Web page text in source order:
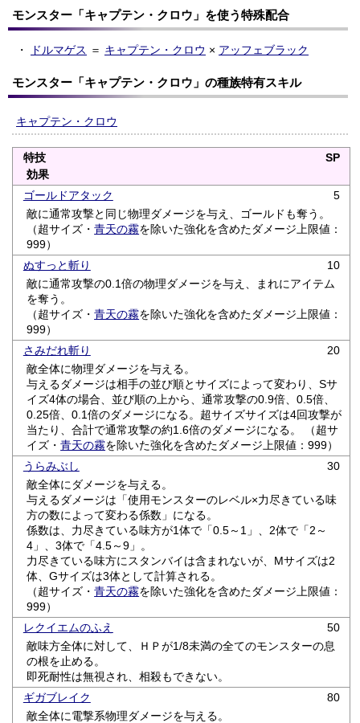
モンスター「キャプテン・クロウ」を使う特殊配合
・ ドルマゲス ＝ キャプテン・クロウ × アッフェブラック
モンスター「キャプテン・クロウ」の種族特有スキル
キャプテン・クロウ
特技
SP
効果
ゴールドアタック
5
敵に通常攻撃と同じ物理ダメージを与え、ゴールドも奪う。
（超サイズ・青天の霧を除いた強化を含めたダメージ上限値：
999）
ぬすっと斬り
10
敵に通常攻撃の0.1倍の物理ダメージを与え、まれにアイテム
を奪う。
（超サイズ・青天の霧を除いた強化を含めたダメージ上限値：
999）
さみだれ斬り
20
敵全体に物理ダメージを与える。
与えるダメージは相手の並び順とサイズによって変わり、Sサ
イズ4体の場合、並び順の上から、通常攻撃の0.9倍、0.5倍、
0.25倍、0.1倍のダメージになる。超サイズサイズは4回攻撃が
当たり、合計で通常攻撃の約1.6倍のダメージになる。 （超サ
イズ・青天の霧を除いた強化を含めたダメージ上限値：999）
うらみぶし
30
敵全体にダメージを与える。
与えるダメージは「使用モンスターのレベル×力尽きている味
方の数によって変わる係数」になる。
係数は、力尽きている味方が1体で「0.5～1」、2体で「2～
4」、3体で「4.5～9」。
力尽きている味方にスタンバイは含まれないが、Mサイズは2
体、Gサイズは3体として計算される。
（超サイズ・青天の霧を除いた強化を含めたダメージ上限値：
999）
レクイエムのふえ
50
敵味方全体に対して、ＨＰが1/8未満の全てのモンスターの息
の根を止める。
即死耐性は無視され、相殺もできない。
ギガブレイク
80
敵全体に電撃系物理ダメージを与える。